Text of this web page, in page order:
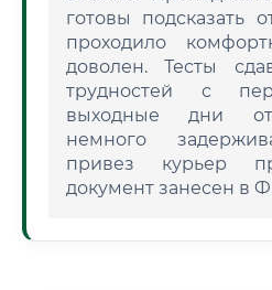
готовы подсказать
проходило
доволен. Тесты
трудностей с
выходные дни
немного
привез курьер
документ занесен в